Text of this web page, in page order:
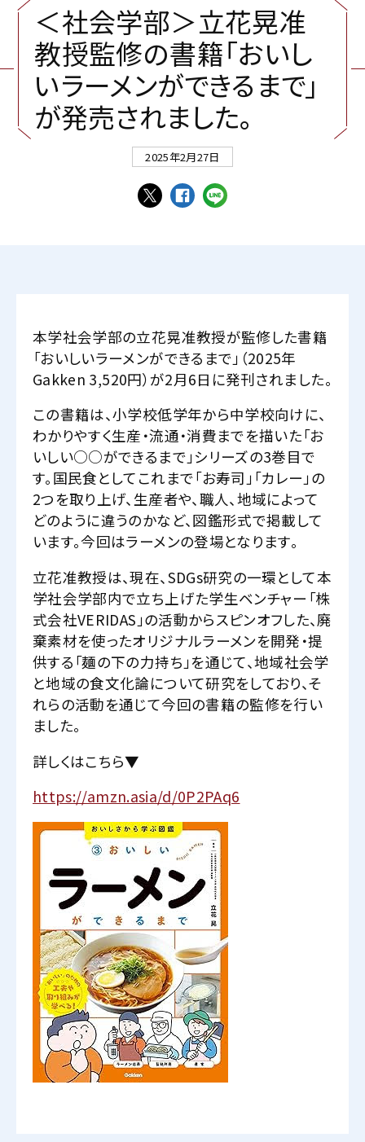
＜社会学部＞立花晃准
教授監修の書籍「おいし
いラーメンができる まで」
が発売されました。
2025年2月27日
本学社会学部の立花晃准教授が監修した書籍
「おいしいラーメンができるまで」（2025年
Gakken 3,520円）が2月6日に発刊されました。
この書籍は、小学校低学年から中学校向けに、
わかりやすく生産・流通・消費までを描いた「お
いしい○○ができるまで」シリーズの3巻目で
す。国民食としてこれまで「お寿司」「カレー」の
2つを取り上げ、生産者や、職人、地域によって
どのように違うのかなど、図鑑形式で掲載して
います。今回はラーメンの登場となります。
立花准教授は、現在、SDGs研究の一環として本
学社会学部内で立ち上げた学生ベンチャー「株
式会社VERIDAS」の活動からスピンオフした、廃
棄素材を使ったオリジナルラーメンを開発・提
供する「麺の下の力持ち」を通じて、地域社会学
と地域の食文化論について研究をしており、そ
れらの活動を通じて今回の書籍の監修を行い
ました。
詳しくはこちら▼
https://amzn.asia/d/0P2PAq6